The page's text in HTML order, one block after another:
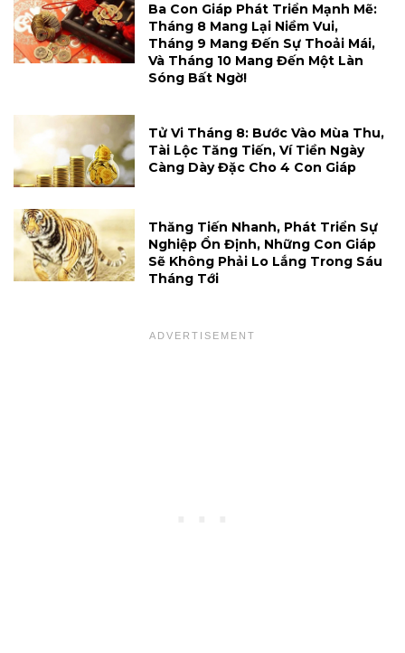
Ba Con Giáp Phát Triển Mạnh Mẽ:
Tháng 8 Mang Lại Niềm Vui,
Tháng 9 Mang Đến Sự Thoải Mái,
Và Tháng 10 Mang Đến Một Làn
Sóng Bất Ngờ!
Tử Vi Tháng 8: Bước Vào Mùa Thu,
Tài Lộc Tăng Tiến, Ví Tiền Ngày
Càng Dày Đặc Cho 4 Con Giáp
Thăng Tiến Nhanh, Phát Triển Sự
Nghiệp Ổn Định, Những Con Giáp
Sẽ Không Phải Lo Lắng Trong Sáu
Tháng Tới